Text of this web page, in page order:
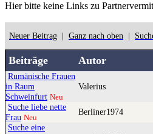
Hier bitte keine Links zu
Neuer Beitrag Ganz nach oben
Beiträge Autor
Rumänische Frauen
in Raum
Schweinfurt Neu
Valerius
Suche liebe nette
Frau Neu
Berliner1974
Suche eine